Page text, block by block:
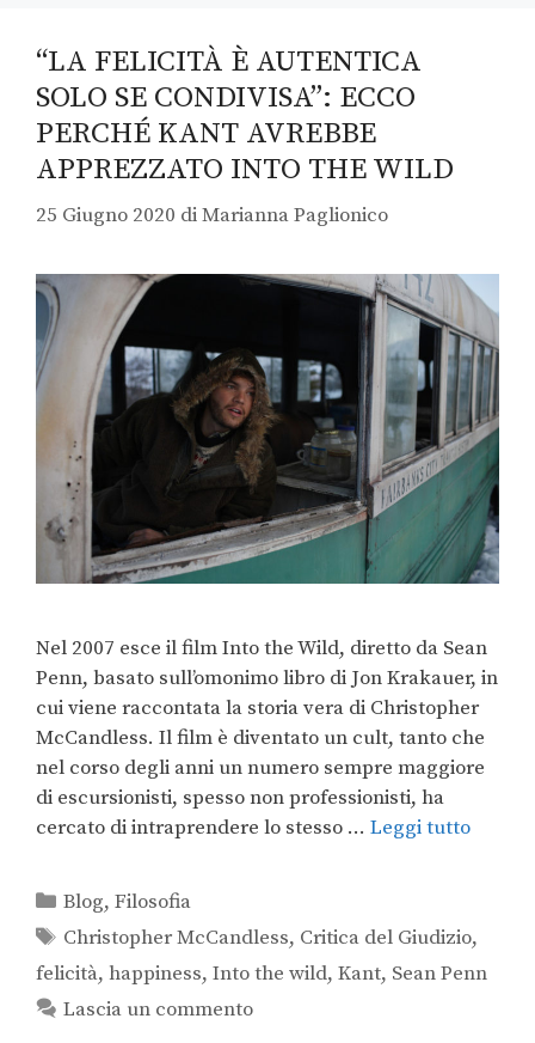
“LA FELICITÀ È AUTENTICA
SOLO SE CONDIVISA”: ECCO
PERCHÉ KANT AVREBBE
APPREZZATO INTO THE WILD
25 Giugno 2020 diMarianna Paglionico
Nel 2007 esce il film Into the Wild, diretto da Sean
Penn, basato sull’omonimo libro di Jon Krakauer, in
cui viene raccontata la storia vera di Christopher
McCandless. Il film è diventato un cult, tanto che
nel corso degli anni un numero sempre maggiore
di escursionisti, spesso non professionisti, ha
cercato di intraprendere lo stesso … Leggi tutto
Blog,Filosofia
Christopher McCandless, Critica del Giudizio,
felicità, happiness, Into the wild, Kant, Sean Penn
Lascia un commento